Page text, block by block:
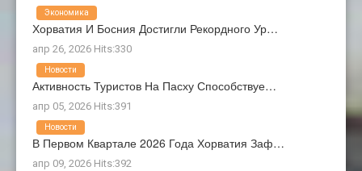
Хорватия И Босния Достигли Рекордного Ур…
апр 26, 2026 Hits:330
Экономика
Активность Туристов На Пасху Способствуе…
апр 05, 2026 Hits:391
Новости
В Первом Квартале 2026 Года Хорватия Заф…
апр 09, 2026 Hits:392
Новости